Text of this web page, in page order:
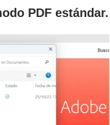
PDF estándar.